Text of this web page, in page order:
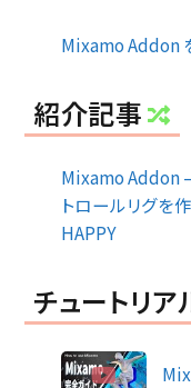
Mixamo Addon
紹介記事
Mixamo Addon
トロールリグを
HAPPY
チュートリ